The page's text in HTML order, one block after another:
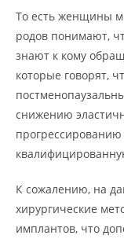
То есть женщины
родов понимают,
знают к кому
которые говорят,
снижению
К сожалению, на
хирургические
имплантов, что